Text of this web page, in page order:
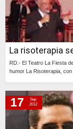
La risoterapia
RD.- El Teatro La Fiesta
humor La Risoterapia,
17
Sep
2012